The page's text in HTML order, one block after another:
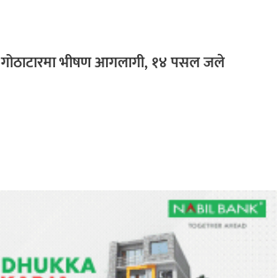
गोठाटारमा भीषण आगलागी, १४ पसल जले